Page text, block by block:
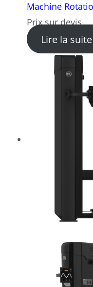
Machine
Prix sur devis
Lire la suite